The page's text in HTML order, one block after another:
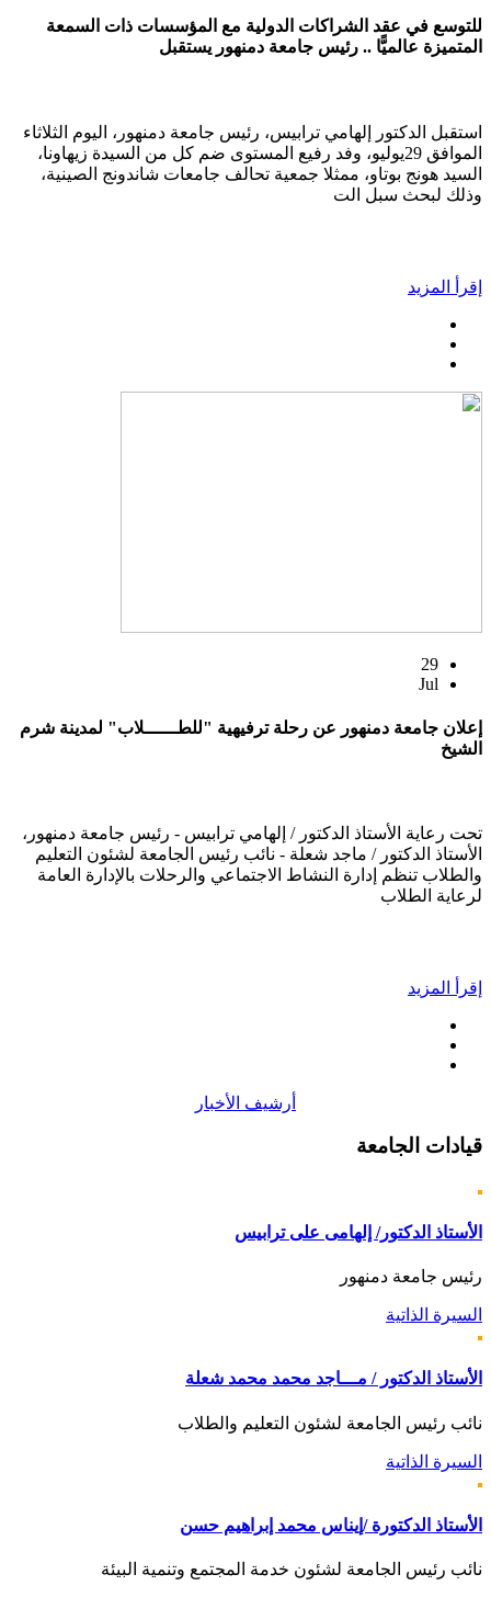
للتوسع في عقد الشراكات الدولية مع المؤسسات ذات السمعة
المتميزة عالميًّا .. رئيس جامعة دمنهور يستقبل
استقبل الدكتور إلهامي ترابيس، رئيس جامعة دمنهور، اليوم الثلاثاء
الموافق 29يوليو، وفد رفيع المستوى ضم كل من السيدة زيهاونا،
السيد هونج بوتاو، ممثلا جمعية تحالف جامعات شاندونج الصينية،
وذلك لبحث سبل الت
إقرأ المزيد
29
Jul
إعلان جامعة دمنهور عن رحلة ترفيهية "للطــــــلاب" لمدينة شرم
الشيخ
تحت رعاية الأستاذ الدكتور / إلهامي ترابيس - رئيس جامعة دمنهور،
الأستاذ الدكتور / ماجد شعلة - نائب رئيس الجامعة لشئون التعليم
والطلاب تنظم إدارة النشاط الاجتماعي والرحلات بالإدارة العامة
لرعاية الطلاب
إقرأ المزيد
أرشيف الأخبار
قيادات الجامعة
الأستاذ الدكتور/ إلهامى على ترابيس
رئيس جامعة دمنهور
السيرة الذاتية
الأستاذ الدكتور / مـــاجد محمد محمد شعلة
نائب رئيس الجامعة لشئون التعليم والطلاب
السيرة الذاتية
الأستاذ الدكتورة /إيناس محمد إبراهيم حسن
نائب رئيس الجامعة لشئون خدمة المجتمع وتنمية البيئة